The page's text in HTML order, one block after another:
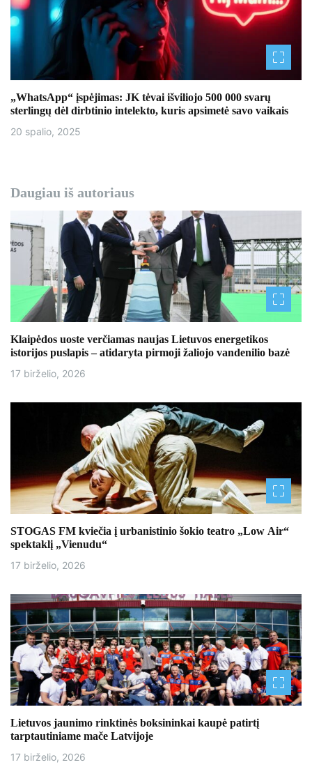
„WhatsApp“ įspėjimas: JK tėvai išviliojo 500 000 svarų
sterlingų dėl dirbtinio intelekto, kuris apsimetė savo vaikais
20 spalio, 2025
Daugiau iš autoriaus
Klaipėdos uoste verčiamas naujas Lietuvos energetikos
istorijos puslapis – atidaryta pirmoji žaliojo vandenilio bazė
17 birželio, 2026
STOGAS FM kviečia į urbanistinio šokio teatro „Low Air“
spektaklį „Vienudu“
17 birželio, 2026
Lietuvos jaunimo rinktinės boksininkai kaupė patirtį
tarptautiniame mače Latvijoje
17 birželio, 2026